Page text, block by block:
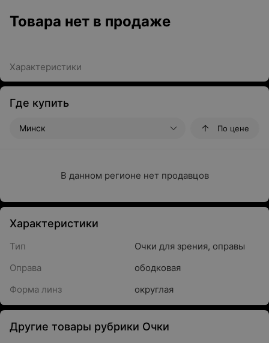
Товара нет в продаже
Характеристики
Где купить
Минск По цене
В данном регионе нет продавцов
Характеристики
Тип
Очки для зрения, оправы
Оправа
ободковая
Форма линз
округлая
Другие товары рубрики Очки